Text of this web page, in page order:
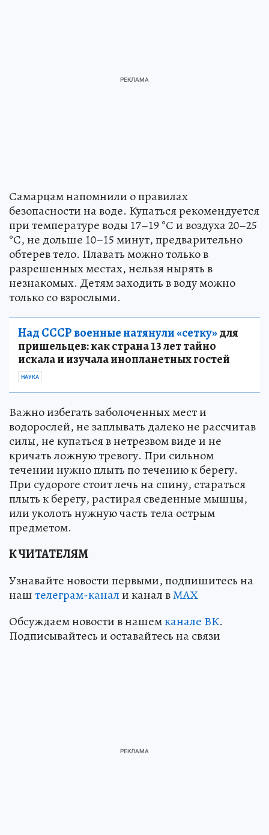
Самарцам напомнили о правилах
безопасности на воде. Купаться рекомендуется
при температуре воды 17–19 °С и воздуха 20–25
°С, не дольше 10–15 минут, предварительно
обтерев тело. Плавать можно только в
разрешенных местах, нельзя нырять в
незнакомых. Детям заходить в воду можно
только со взрослыми.
Над СССР военные натянули «сетку»для
пришельцев: как страна 13 лет тайно
искала и изучала инопланетных гостей
НАУКА
Важно избегать заболоченных мест и
водорослей, не заплывать далеко не рассчитав
силы, не купаться в нетрезвом виде и не
кричать ложную тревогу. При сильном
течении нужно плыть по течению к берегу.
При судороге стоит лечь на спину, стараться
плыть к берегу, растирая сведенные мышцы,
или уколоть нужную часть тела острым
предметом.
К ЧИТАТЕЛЯМ
Узнавайте новости первыми, подпишитесь на
наштелеграм-канали канал вМАХ
Обсуждаем новости в нашемканале ВК.
Подписывайтесь и оставайтесь на связи